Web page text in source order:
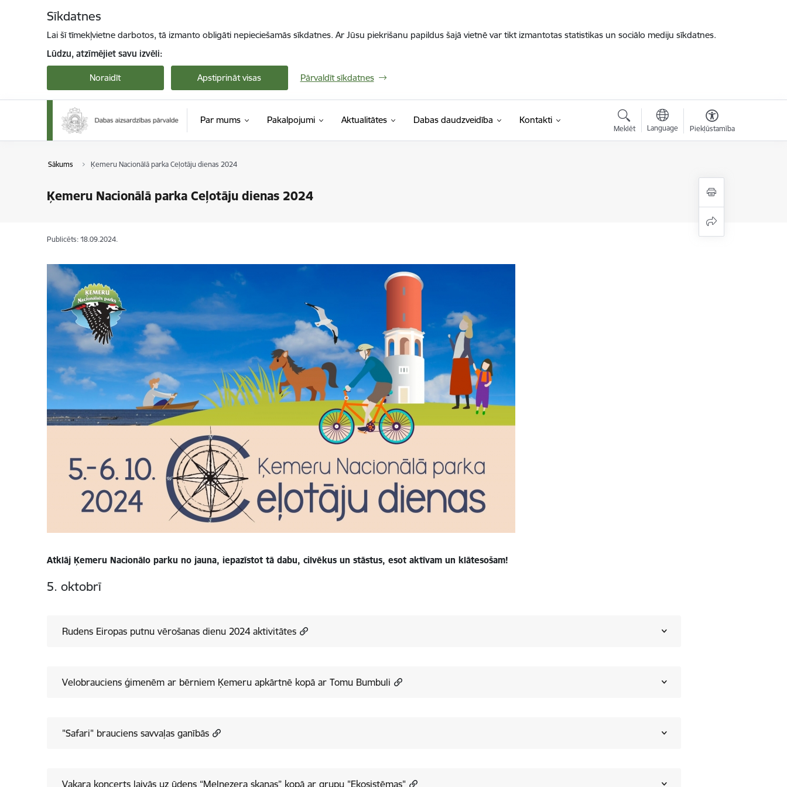
Sīkdatnes
Lai šī tīmekļvietne darbotos, tā izmanto obligāti nepieciešamās sīkdatnes. Ar Jūsu piekrišanu papildus šajā vietnē var tikt izmantotas statistikas un sociālo mediju sīkdatnes.
Lūdzu, atzīmējiet savu izvēli:
Noraidīt Apstiprināt visas Pārvaldīt sīkdatnes
Par mums Pakalpojumi Aktualitātes Dabas daudzveidība Kontakti
Meklēt Language Piekļūstamība
Sākums Ķemeru Nacionālā parka Ceļotāju dienas 2024
Ķemeru Nacionālā parka Ceļotāju dienas 2024
Publicēts: 18.09.2024.
Atklāj Ķemeru Nacionālo parku no jauna, iepazīstot tā dabu, cilvēkus un stāstus, esot aktīvam un klātesošam!
5. oktobrī
Rudens Eiropas putnu vērošanas dienu 2024 aktivitātes
Velobrauciens ģimenēm ar bērniem Ķemeru apkārtnē kopā ar Tomu Bumbuli
"Safari" brauciens savvaļas ganībās
Vakara koncerts laivās uz ūdens “Melnezera skaņas” kopā ar grupu "Ekosistēmas"